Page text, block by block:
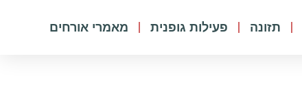
תזונה פעילות גופנית מאמרי אורחים